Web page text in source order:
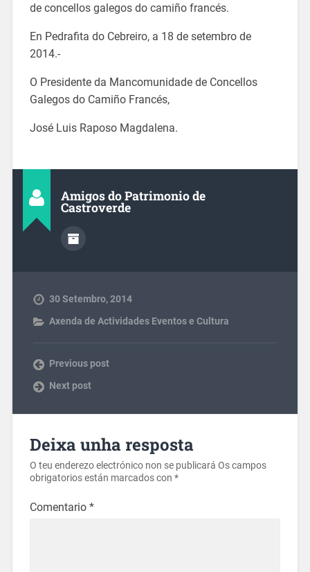
de concellos galegos do camiño francés.
En Pedrafita do Cebreiro, a 18 de setembro de
2014.-
O Presidente da Mancomunidade de Concellos
Galegos do Camiño Francés,
José Luis Raposo Magdalena.
Amigos do Patrimonio de
Castroverde
30 Setembro, 2014
Axenda de Actividades Eventos e Cultura
Previous post
Next post
Deixa unha resposta
O teu enderezo electrónico non se publicará Os campos
obrigatorios están marcados con *
Comentario *